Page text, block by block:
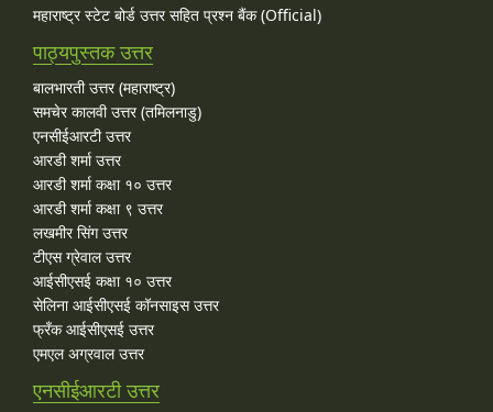
महाराष्ट्र स्टेट बोर्ड उत्तर सहित प्रश्न बैंक (Official)
पाठ्यपुस्तक उत्तर
बालभारती उत्तर (महाराष्ट्र)
समचेर कालवी उत्तर (तमिलनाडु)
एनसीईआरटी उत्तर
आरडी शर्मा उत्तर
आरडी शर्मा कक्षा १० उत्तर
आरडी शर्मा कक्षा ९ उत्तर
लखमीर सिंग उत्तर
टीएस ग्रेवाल उत्तर
आईसीएसई कक्षा १० उत्तर
सेलिना आईसीएसई कॉनसाइस उत्तर
फ्रँक आईसीएसई उत्तर
एमएल अग्रवाल उत्तर
एनसीईआरटी उत्तर